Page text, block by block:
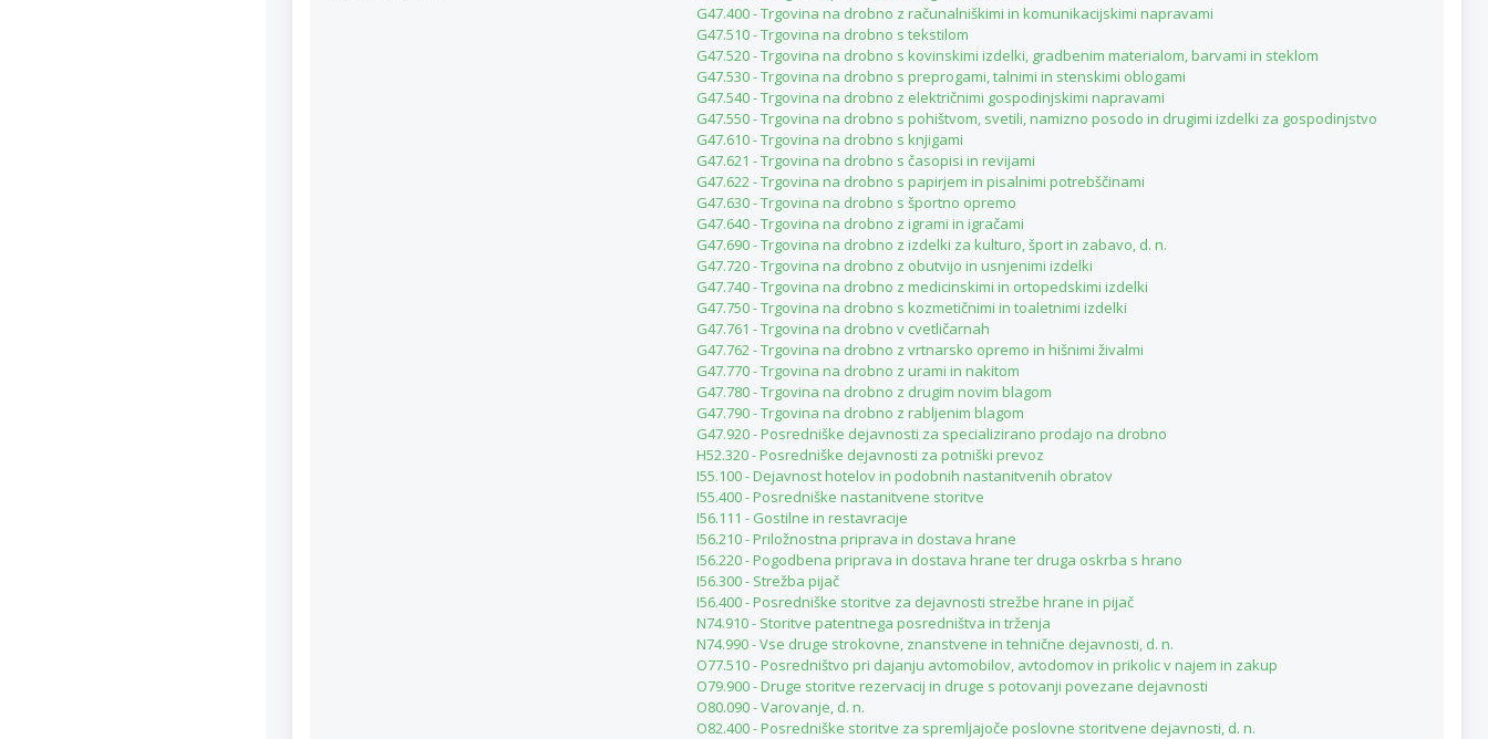
G47.400 - Trgovina na drobno z računalniškimi in komunikacijskimi napravami
G47.510 - Trgovina na drobno s tekstilom
G47.520 - Trgovina na drobno s kovinskimi izdelki, gradbenim materialom, barvami in steklom
G47.530 - Trgovina na drobno s preprogami, talnimi in stenskimi oblogami
G47.540 - Trgovina na drobno z električnimi gospodinjskimi napravami
G47.550 - Trgovina na drobno s pohištvom, svetili, namizno posodo in drugimi izdelki za gospodinjstvo
G47.610 - Trgovina na drobno s knjigami
G47.621 - Trgovina na drobno s časopisi in revijami
G47.622 - Trgovina na drobno s papirjem in pisalnimi potrebščinami
G47.630 - Trgovina na drobno s športno opremo
G47.640 - Trgovina na drobno z igrami in igračami
G47.690 - Trgovina na drobno z izdelki za kulturo, šport in zabavo, d. n.
G47.720 - Trgovina na drobno z obutvijo in usnjenimi izdelki
G47.740 - Trgovina na drobno z medicinskimi in ortopedskimi izdelki
G47.750 - Trgovina na drobno s kozmetičnimi in toaletnimi izdelki
G47.761 - Trgovina na drobno v cvetličarnah
G47.762 - Trgovina na drobno z vrtnarsko opremo in hišnimi živalmi
G47.770 - Trgovina na drobno z urami in nakitom
G47.780 - Trgovina na drobno z drugim novim blagom
G47.790 - Trgovina na drobno z rabljenim blagom
G47.920 - Posredniške dejavnosti za specializirano prodajo na drobno
H52.320 - Posredniške dejavnosti za potniški prevoz
I55.100 - Dejavnost hotelov in podobnih nastanitvenih obratov
I55.400 - Posredniške nastanitvene storitve
I56.111 - Gostilne in restavracije
I56.210 - Priložnostna priprava in dostava hrane
I56.220 - Pogodbena priprava in dostava hrane ter druga oskrba s hrano
I56.300 - Strežba pijač
I56.400 - Posredniške storitve za dejavnosti strežbe hrane in pijač
N74.910 - Storitve patentnega posredništva in trženja
N74.990 - Vse druge strokovne, znanstvene in tehnične dejavnosti, d. n.
O77.510 - Posredništvo pri dajanju avtomobilov, avtodomov in prikolic v najem in zakup
O79.900 - Druge storitve rezervacij in druge s potovanji povezane dejavnosti
O80.090 - Varovanje, d. n.
O82.400 - Posredniške storitve za spremljajoče poslovne storitvene dejavnosti, d. n.